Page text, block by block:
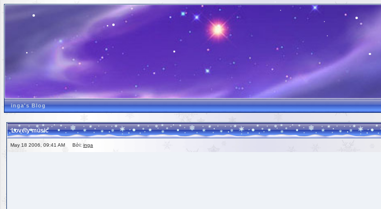
inga's Blog
Lovely music
May 18 2006, 09:41 AM Bởi: inga